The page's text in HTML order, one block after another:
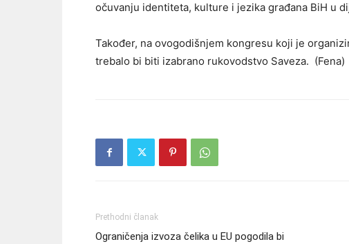
očuvanju identiteta, kulture i jezika građana BiH u
Također, na ovogodišnjem kongresu koji je
trebalo bi biti izabrano rukovodstvo Saveza. (Fena)
Prethodni članak
Ograničenja izvoza čelika u EU pogodila bi